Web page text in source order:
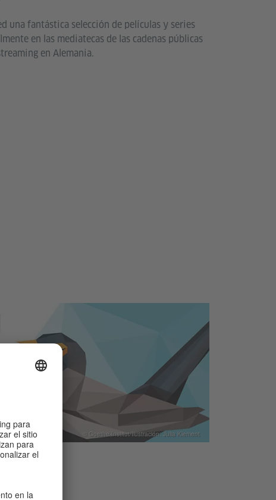
una fantástica selección de películas y series
en las mediatecas de las cadenas públicas
en Alemania.
© Goethe-Institut/Ilustración: Julia Klement